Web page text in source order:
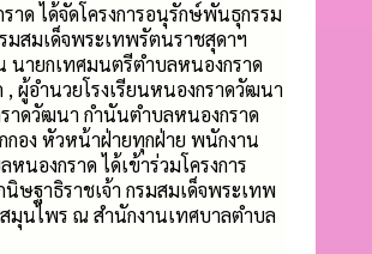
าด ได้จัดโครงการอนุรักษ์พันธุกรรม
มสมเด็จพระเทพรัตนราชสุดาฯ
นายกเทศมนตรีตำบลหนองกราด
ผู้อำนวยโรงเรียนหนองกราดวัฒนา
ราดวัฒนา กำนันตำบลหนองกราด
อง หัวหน้าฝ่ายทุกฝ่าย​ พนักงาน
นองกราด ได้เข้าร่วมโครงการ
ษฐาธิราชเจ้า กรมสมเด็จพระเทพ
นไพร ณ สำนักงานเทศบาลตำบล